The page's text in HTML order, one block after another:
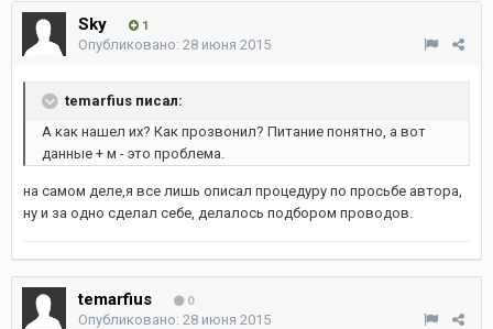
Sky 1
Опубликовано: 28 июня 2015
temarfius писал:
А как нашел их? Как прозвонил? Питание понятно, а вот
данные + м - это проблема.
на самом деле,я все лишь описал процедуру по просьбе автора,
ну и за одно сделал себе, делалось подбором проводов.
temarfius 0
Опубликовано: 28 июня 2015